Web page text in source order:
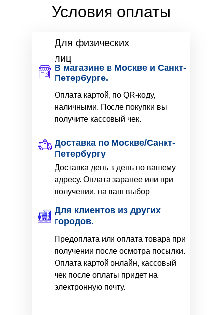
Условия оплаты
Оплата картой, по QR-коду,
наличными. После покупки вы
получите кассовый чек.
В магазине в Москве и Санкт-
Петербурге.
Доставка день в день по вашему
адресу. Оплата заранее или при
получении, на ваш выбор
Доставка по Москве/Санкт-
Петербургу
Предоплата или оплата товара при
получении после осмотра посылки.
Оплата картой онлайн, кассовый
чек после оплаты придет на
электронную почту.
Для клиентов из других
городов.
Для физических
лиц